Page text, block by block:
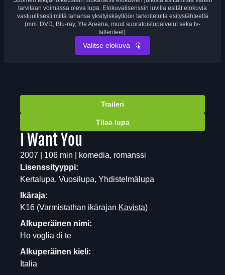
tarvitaan voimassa oleva lupa. Elokuvalisenssin luvilla esität elokuvia
vastuullisesti miltä tahansa yksityiskäyttöön tarkoitetulta esityslähteeltä
(mm. DVD, Blu-ray, Yle Areena, muut suoratoistopalvelut sekä tv-
tallenteet).
Valitse elokuva
Traileri
Tilaa lupa
I Want You
2007 | 106 min | komedia, romanssi
Lisenssityyppi:
Kertalupa, Vuosilupa, Yhdistelmälupa
Ikäraja:
K16 (Varmistathan ikärajan Kavista)
Alkuperäinen nimi:
Ho voglia di te
Alkuperäinen kieli:
Italia